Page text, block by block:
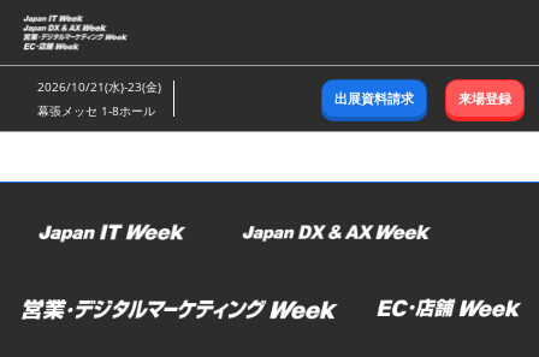
ス
キ
ッ
し
2026/10/21(水)-23(金)
幕張メッセ 1-8ホール
出展資料請求 来場登録